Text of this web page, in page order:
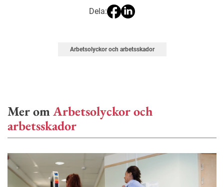
Dela:
Arbetsolyckor och arbetsskador
Mer omArbetsolyckor och
arbetsskador